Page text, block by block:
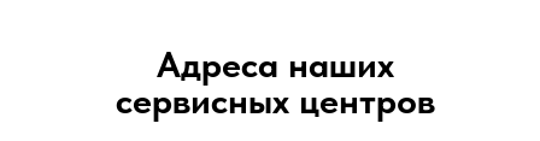
Адреса наших
сервисных центров